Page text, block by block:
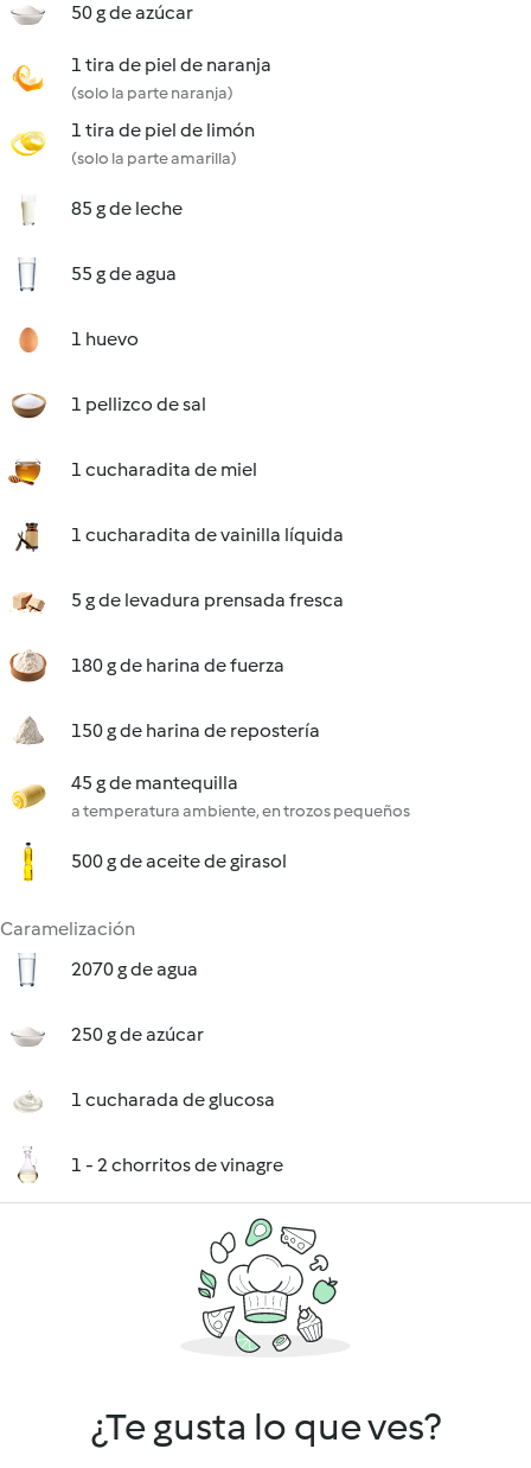
50 g de azúcar
1 tira de piel de naranja
(solo la parte naranja)
1 tira de piel de limón
(solo la parte amarilla)
85 g de leche
55 g de agua
1 huevo
1 pellizco de sal
1 cucharadita de miel
1 cucharadita de vainilla líquida
5 g de levadura prensada fresca
180 g de harina de fuerza
150 g de harina de repostería
45 g de mantequilla
a temperatura ambiente, en trozos pequeños
500 g de aceite de girasol
Caramelización
2070 g de agua
250 g de azúcar
1 cucharada de glucosa
1 - 2 chorritos de vinagre
¿Te gusta lo que ves?